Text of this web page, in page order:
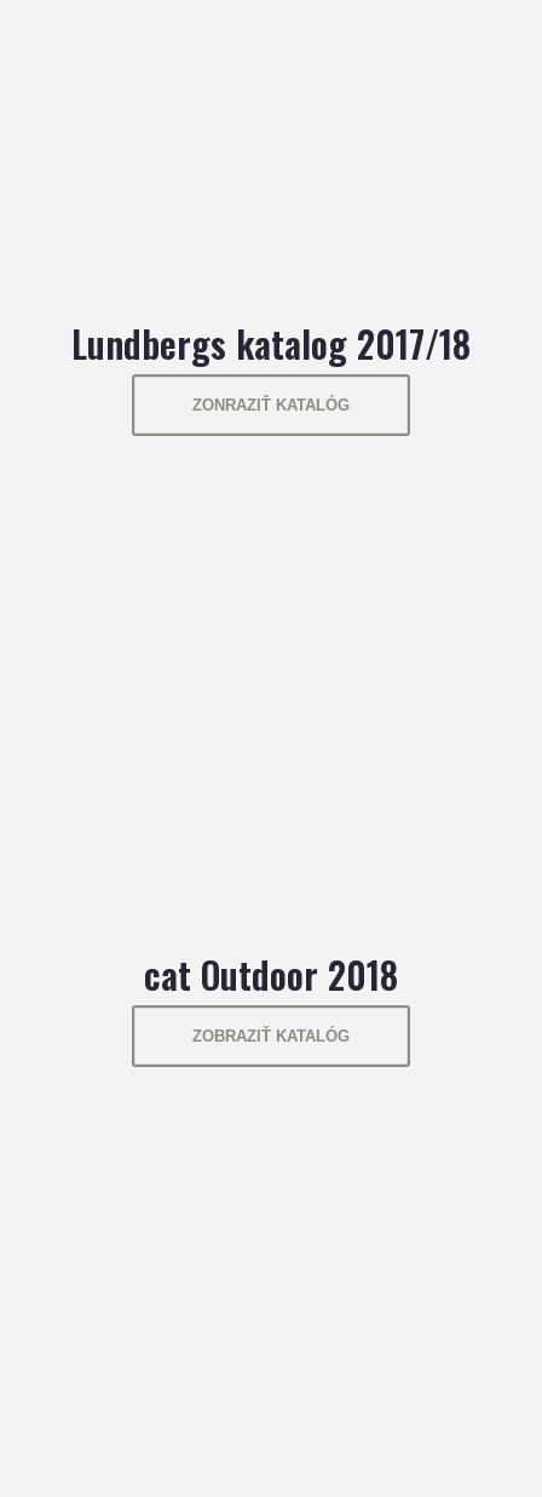
Lundbergs katalog 2017/18
ZONRAZIŤ KATALÓG
cat Outdoor 2018
ZOBRAZIŤ KATALÓG